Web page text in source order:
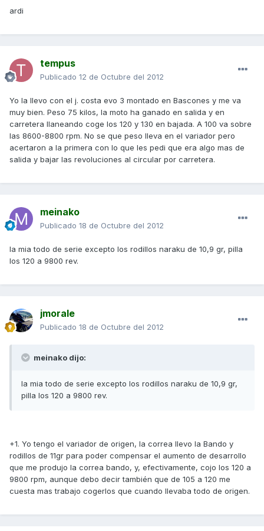
ardi
tempus
Publicado 12 de Octubre del 2012
Yo la llevo con el j. costa evo 3 montado en Bascones y me va
muy bien. Peso 75 kilos, la moto ha ganado en salida y en
carretera llaneando coge los 120 y 130 en bajada. A 100 va sobre
las 8600-8800 rpm. No se que peso lleva en el variador pero
acertaron a la primera con lo que les pedi que era algo mas de
salida y bajar las revoluciones al circular por carretera.
meinako
Publicado 18 de Octubre del 2012
la mia todo de serie excepto los rodillos naraku de 10,9 gr, pilla
los 120 a 9800 rev.
jmorale
Publicado 18 de Octubre del 2012
meinako dijo:
la mia todo de serie excepto los rodillos naraku de 10,9 gr,
pilla los 120 a 9800 rev.
+1. Yo tengo el variador de origen, la correa llevo la Bando y
rodillos de 11gr para poder compensar el aumento de desarrollo
que me produjo la correa bando, y, efectivamente, cojo los 120 a
9800 rpm, aunque debo decir también que de 105 a 120 me
cuesta mas trabajo cogerlos que cuando llevaba todo de origen.